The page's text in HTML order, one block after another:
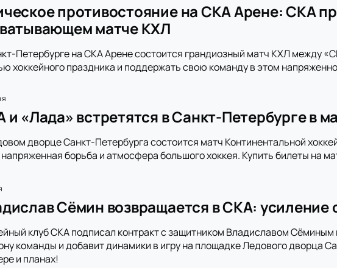
противостояние на СКА Арене: СКА
матче КХЛ
Петербурге на СКА Арене состоится грандиозный матч КХЛ между
хоккейного праздника и поддержать свою команду в этом
и «Лада» встретятся в Санкт-Петербурге в
дворце Санкт-Петербурга состоится матч Континентальной
борьба и атмосфера большого хоккея. Купить билеты на
Сёмин возвращается в СКА: усиление
клуб СКА подписал контракт с защитником Владиславом Сёминым
команды и добавит динамики в игру на площадке Ледового дворца
и планах!